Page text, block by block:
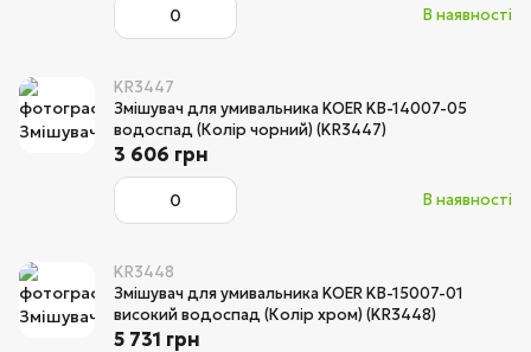
В наявності
KR3447
Змішувач для умивальника KOER KB-14007-05
водоспад (Колір чорний) (KR3447)
В наявності
3 606 грн
KR3448
Змішувач для умивальника KOER KB-15007-01
високий водоспад (Колір хром) (KR3448)
5 731 грн